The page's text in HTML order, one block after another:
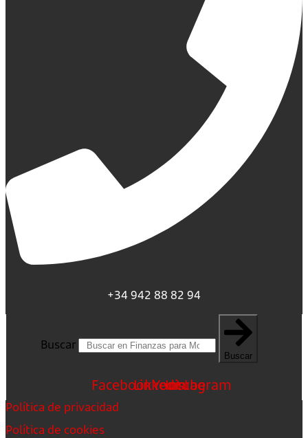
+34 942 88 82 94
Buscar
Buscar
FacebookLinkedin
Youtube
Instagram
Política de privacidad
Política de cookies